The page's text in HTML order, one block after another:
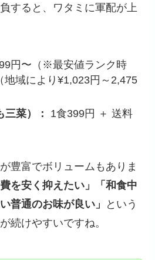
すると、ワタミに軍配が上
円〜（※最安値ランク時
地域により¥1,023円～2,475
三菜）：
1食399円 ＋ 送料
豊富でボリュームもありま
費を安く抑えたい」「和食中
普通のお味が良い」
という
続けやすいですね。